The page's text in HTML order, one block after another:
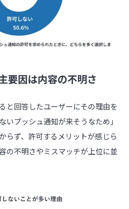
要因は内容の不明さ
と回答したユーザーにその理由を
いプッシュ通知が来そうなため」
らず、許可するメリットが感じら
の不明さやミスマッチが上位に並